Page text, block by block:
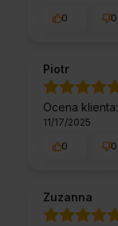
0
0
Piotr
Ocena klienta:
11/17/2025
0
0
Zuzanna